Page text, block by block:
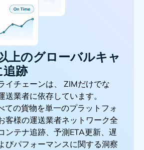
上のグローバルキャ
追跡
イチェーンは、
だけでな
送業者に依存しています。
ての貨物を単一のプラットフォ
客様の運送業者ネットワーク全
ンテナ追跡、予測ETA更新、遅
びパフォーマンスに関する洞察